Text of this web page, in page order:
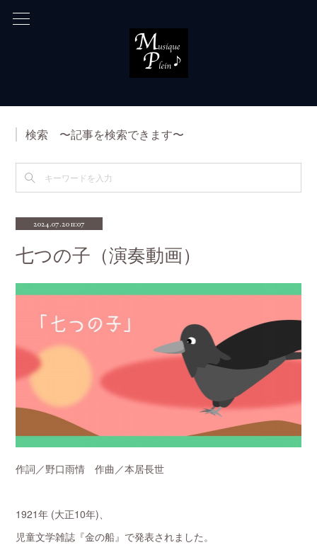
検索 〜記事を検索できます〜
2024.07.20 11:07
七つの子（演奏動画）
作詞／野口雨情 作曲／本居長世
1921年 (大正10年)、
児童文学雑誌『金の船』で発表されました。